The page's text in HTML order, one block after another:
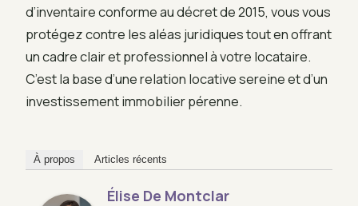
d’inventaire conforme au décret de 2015, vous vous
protégez contre les aléas juridiques tout en offrant
un cadre clair et professionnel à votre locataire.
C’est la base d’une relation locative sereine et d’un
investissement immobilier pérenne.
À propos Articles récents
Élise De Montclar